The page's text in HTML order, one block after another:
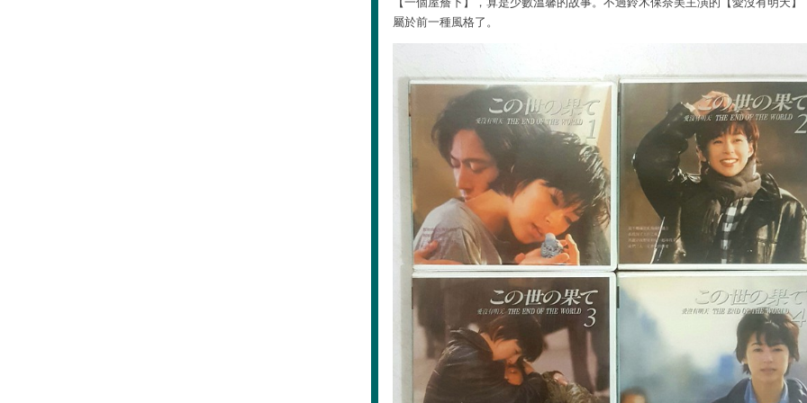
屬於前一種風格了。